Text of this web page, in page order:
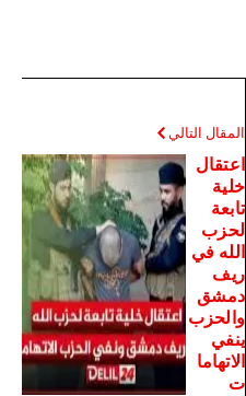
المقال التالي
اعتقال
خلية
تابعة
لحزب
الله في
ريف
دمشق
والحزب
ينفي
الاتهاما
ت